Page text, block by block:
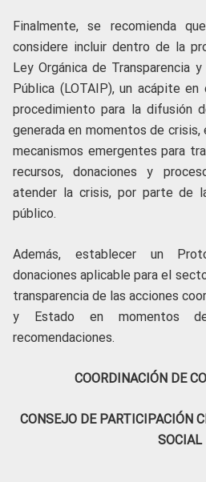
Finalmente, se recomienda
considere incluir dentro de la
Ley Orgánica de Transparencia
Pública (LOTAIP), un acápite
procedimiento para la difusión
generada en momentos de
mecanismos emergentes para
recursos, donaciones y
atender la crisis, por parte de
público.
Además, establecer un
donaciones aplicable para el
transparencia de las acciones
y Estado en momentos
recomendaciones.
COORDINACIÓN DE
CONSEJO DE PARTICIPACIÓN
SOCIAL